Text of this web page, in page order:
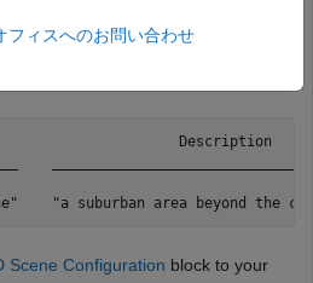
Description
"a suburban area beyond the
Scene Configuration block to your
フィスへのお問い合わせ